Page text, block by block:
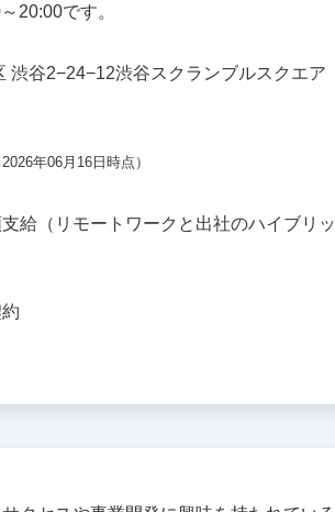
20:00です。
渋谷2−24−12渋谷スクランブルスクエア
年06月16日時点）
支給（リモートワークと出社のハイブリッ